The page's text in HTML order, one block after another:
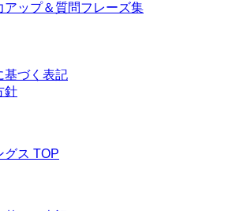
アップ＆質問フレーズ集
基づく表記
針
グス TOP